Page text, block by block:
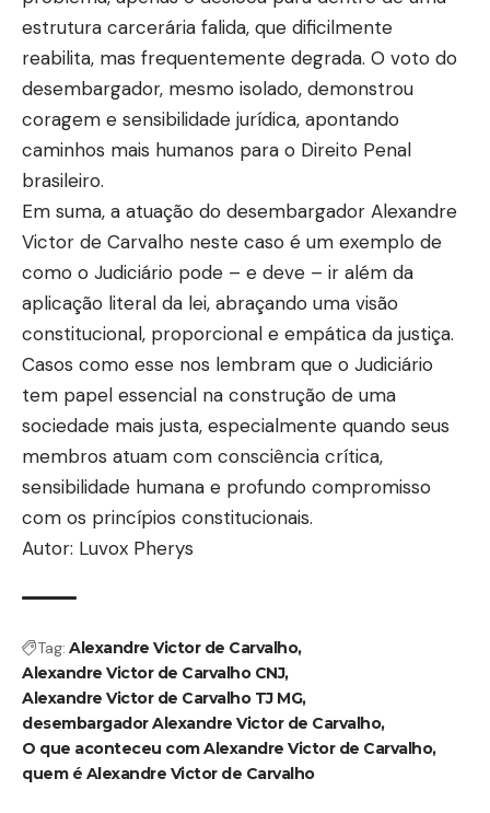
estrutura carcerária falida, que dificilmente
reabilita, mas frequentemente degrada. O voto do
desembargador, mesmo isolado, demonstrou
coragem e sensibilidade jurídica, apontando
caminhos mais humanos para o Direito Penal
brasileiro.
Em suma, a atuação do desembargador Alexandre
Victor de Carvalho neste caso é um exemplo de
como o Judiciário pode – e deve – ir além da
aplicação literal da lei, abraçando uma visão
constitucional, proporcional e empática da justiça.
Casos como esse nos lembram que o Judiciário
tem papel essencial na construção de uma
sociedade mais justa, especialmente quando seus
membros atuam com consciência crítica,
sensibilidade humana e profundo compromisso
com os princípios constitucionais.
Autor: Luvox Pherys
Tag: Alexandre Victor de Carvalho
Alexandre Victor de Carvalho CNJ
Alexandre Victor de Carvalho TJ MG
desembargador Alexandre Victor de Carvalho
O que aconteceu com Alexandre Victor de Carvalho
quem é Alexandre Victor de Carvalho